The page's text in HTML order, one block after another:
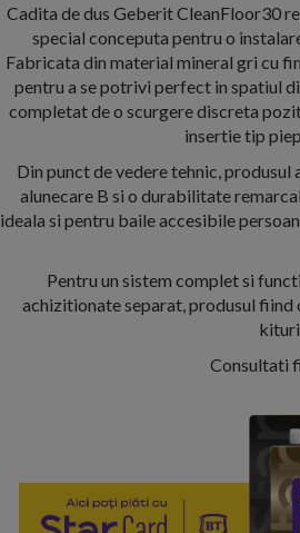
Cadita de dus Geberit CleanFloor30
special conceputa pentru o
Fabricata din material mineral gri cu
pentru a se potrivi perfect in spatiul
completat de o scurgere discreta
insertie tip
Din punct de vedere tehnic,
alunecare B si o durabilitate
ideala si pentru baile accesibile
Pentru un sistem complet si
achizitionate separat, produsul
Consultati